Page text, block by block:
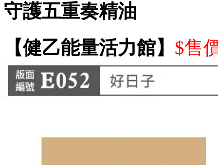
守護五重奏精油
【健乙能量活力館】 $售